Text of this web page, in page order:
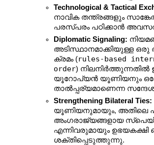
Technological & Tactical
നാവിക തന്ത്രങ്ങളും
പരസ്പരം പഠിക്കാൻ
Diplomatic Signaling:
അടിസ്ഥാനമാക്കിയുള്ള ഒരു
ക്രമം (rules-based
order) നിലനിർത്തുന്നതിൽ
യൂറോപ്യൻ യൂണിയനും
താൽപ്പര്യമാണെന്ന
Strengthening Bilateral Ties:
യൂണിയനുമായും, അതിലെ
അംഗരാജ്യങ്ങളായ
എന്നിവരുമായും ഉഭയകക്ഷി
ശക്തിപ്പെടുത്തുന്നു.